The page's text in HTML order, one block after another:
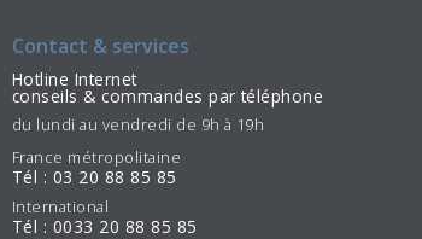
Contact & services
Hotline Internet
conseils & commandes par téléphone
du lundi au vendredi de 9h à 19h
France métropolitaine
Tél : 03 20 88 85 85
International
Tél : 0033 20 88 85 85